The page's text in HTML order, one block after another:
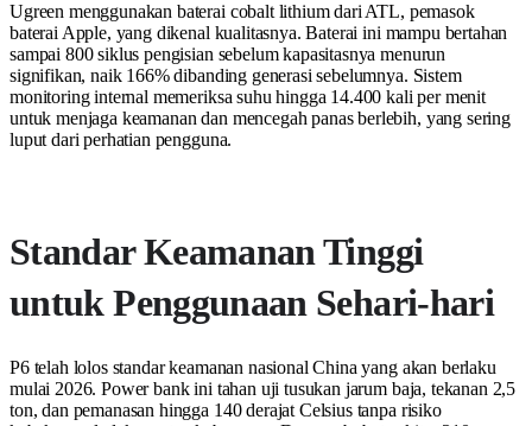
Ugreen menggunakan baterai cobalt lithium dari ATL, pemasok
baterai Apple, yang dikenal kualitasnya. Baterai ini mampu bertahan
sampai 800 siklus pengisian sebelum kapasitasnya menurun
signifikan, naik 166% dibanding generasi sebelumnya. Sistem
monitoring internal memeriksa suhu hingga 14.400 kali per menit
untuk menjaga keamanan dan mencegah panas berlebih, yang sering
luput dari perhatian pengguna.
Standar Keamanan Tinggi
untuk Penggunaan Sehari-hari
P6 telah lolos standar keamanan nasional China yang akan berlaku
mulai 2026. Power bank ini tahan uji tusukan jarum baja, tekanan 2,5
ton, dan pemanasan hingga 140 derajat Celsius tanpa risiko